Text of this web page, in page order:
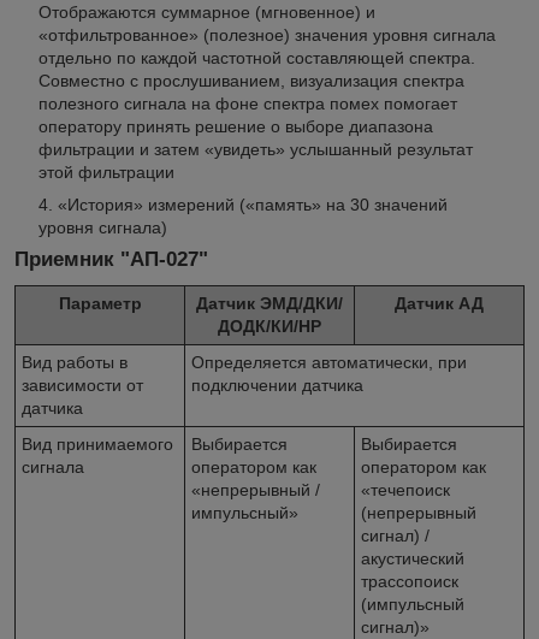
Отображаются суммарное (мгновенное) и
«отфильтрованное» (полезное) значения уровня сигнала
отдельно по каждой частотной составляющей спектра.
Совместно с прослушиванием, визуализация спектра
полезного сигнала на фоне спектра помех помогает
оператору принять решение о выборе диапазона
фильтрации и затем «увидеть» услышанный результат
этой фильтрации
«История» измерений («память» на 30 значений
уровня сигнала)
Приемник "АП-027"
Параметр
Датчик ЭМД/ДКИ/
ДОДК/КИ/НР
Датчик АД
Вид работы в
зависимости от
датчика
Определяется автоматически, при
подключении датчика
Вид принимаемого
сигнала
Выбирается
оператором как
«непрерывный /
импульсный»
Выбирается
оператором как
«течепоиск
(непрерывный
сигнал) /
акустический
трассопоиск
(импульсный
сигнал)»